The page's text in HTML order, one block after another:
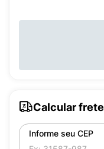
Calcular frete
Informe seu CEP